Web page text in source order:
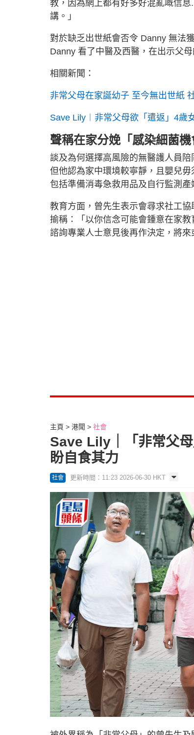
教，因為網上都有好多好混亂嘅信
講。」
對於缺乏出世紙會否令 Danny 無法
Danny 看了中醫及西醫，在出示父
相關新聞：
非常父母在家誕幼子 至今無出世紙
Save Lily︱非常父母欲「遣返」4歲
聲稱在家分娩「 感染細菌機
談及為何選擇高風險的無醫護人員
但他認為家中環境較寧靜，且嬰兒
包括準備消毒急救用品及自行監測產
教育方面，曾先生表示會尋求社工
揄稱：「以你信念可能會鍾意在家
諮詢專業人士意見後再作決定，將來
主頁 港聞 社會
Save Lily｜「非常父
盼自食其力
社會 更新時間：11:23 2026-06-30 HKT